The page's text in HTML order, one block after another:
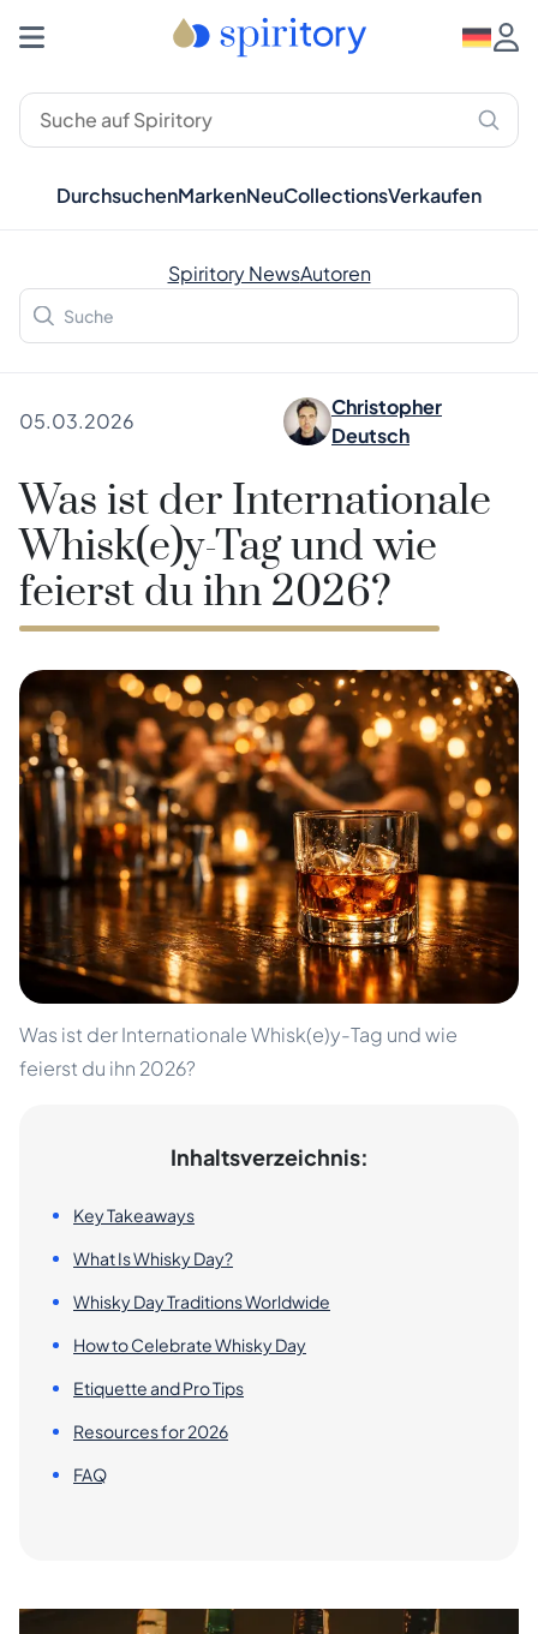
DurchsuchenMarkenNeuCollectionsVerkaufen
Spiritory NewsAutoren
05.03.2026
Christopher
Deutsch
Was ist der Internationale
Whisk(e)y-Tag und wie
feierst du ihn 2026?
Was ist der Internationale Whisk(e)y-Tag und wie
feierst du ihn 2026?
Inhaltsverzeichnis:
Key Takeaways
What Is Whisky Day?
Whisky Day Traditions Worldwide
How to Celebrate Whisky Day
Etiquette and Pro Tips
Resources for 2026
FAQ